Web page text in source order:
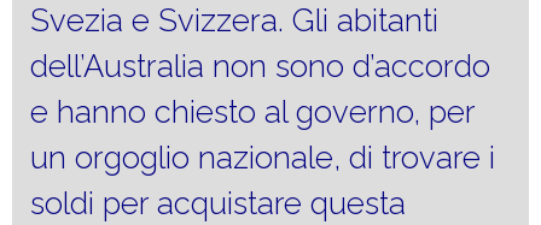
Svezia e Svizzera. Gli abitanti
dell’Australia non sono d’accordo
e hanno chiesto al governo, per
un orgoglio nazionale, di trovare i
soldi per acquistare questa